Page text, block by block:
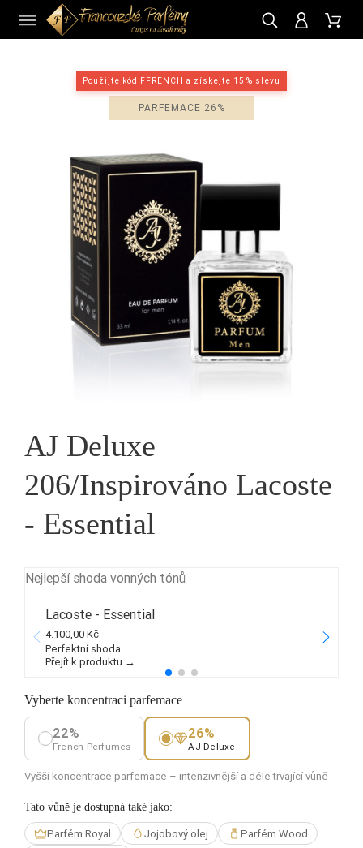
PARFEMACE 26%
Použijte kód FFRENCH a získejte 15 % slevu
AJ Deluxe
206/Inspirováno Lacoste
- Essential
Nejlepší shoda vonných tónů
Lacoste - Essential
4.100,00 Kč
Perfektní shoda
Přejít k produktu →
Vyberte koncentraci parfemace
22%
French Perfumes
26%
AJ Deluxe
Vyšší koncentrace parfemace – intenzivnější a déle trvající vůně
Tato vůně je dostupná také jako:
Parfém Royal Jojobový olej
Parfém Wood
CZ